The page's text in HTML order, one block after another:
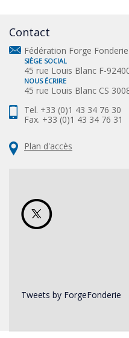
Contact
Fédération Forge Fonderie
SIÈGE SOCIAL
45 rue Louis Blanc F-
NOUS ÉCRIRE
45 rue Louis Blanc CS
Tel. +33 (0)1 43 34 76 30
Fax. +33 (0)1 43 34 76 31
Plan d'accès
Tweets by ForgeFonderie